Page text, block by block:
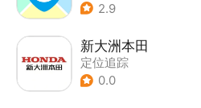
2.9
新大洲本田
定位追踪
0.0